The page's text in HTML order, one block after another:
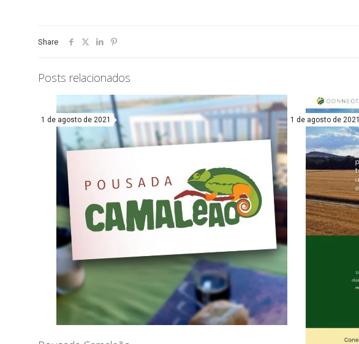
Share
Posts relacionados
1 de agosto de 2021 1 de agosto de 2021